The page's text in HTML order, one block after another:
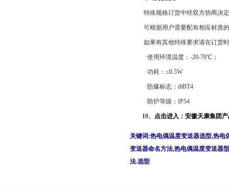
特殊规格订货中经双方协商决
可根据用户需要配有相应材质
如果有其他特殊要求请在订货
·使用环境温度：-20-70℃；
·功耗：≤0.5W
·防爆标志：d‖BT4
·防护等级：IP54
10、 点击进入： 安徽天康集团
关键词:热电偶温度变送器选型,热电
变送器命名方法,热电偶温度变送器
法.选型